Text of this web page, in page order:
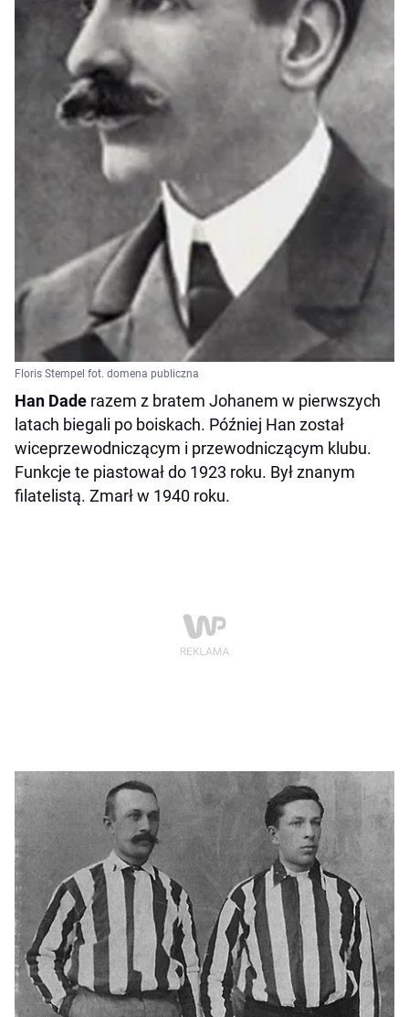
Floris Stempel fot. domena publiczna
Han Dade razem z bratem Johanem w pierwszych
latach biegali po boiskach. Później Han został
wiceprzewodniczącym i przewodniczącym klubu.
Funkcje te piastował do 1923 roku. Był znanym
filatelistą. Zmarł w 1940 roku.